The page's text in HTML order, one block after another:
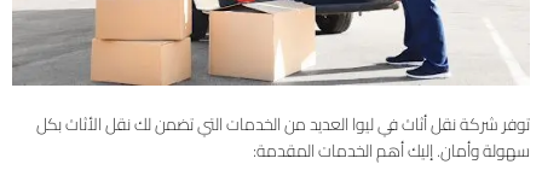
توفر شركة نقل أثاث في ليوا العديد من الخدمات التي تضمن لك نقل الأثاث بكل
سهولة وأمان. إليك أهم الخدمات المقدمة: